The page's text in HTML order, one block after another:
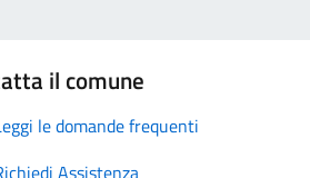
il comune
le domande frequenti
Assistenza